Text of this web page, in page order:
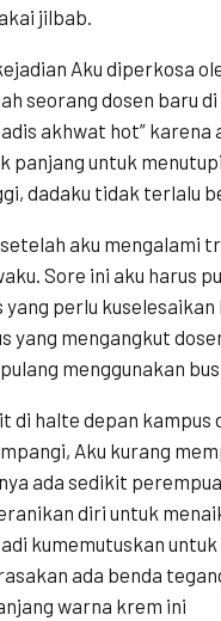
jilbab.
Aku diperkosa
seorang dosen baru
akhwat hot”
panjang untuk
dadaku tidak terlalu
aku mengalami
Sore ini aku harus
perlu kuselesaikan
yang mengangkut
menggunakan
di halte depan
Aku kurang
ada sedikit
diri untuk
kumemutuskan
ada benda
warna krem ini